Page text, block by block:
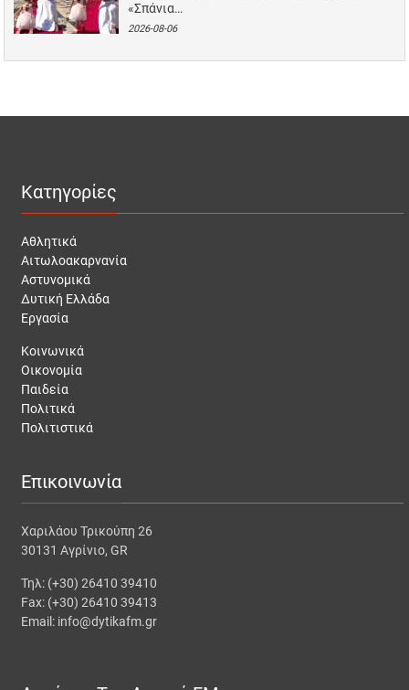
«Σπάνια…
2026-08-06
Κατηγορίες
Αθλητικά
Αιτωλοακαρνανία
Αστυνομικά
Δυτική Ελλάδα
Εργασία
Κοινωνικά
Οικονομία
Παιδεία
Πολιτικά
Πολιτιστικά
Επικοινωνία
Χαριλάου Τρικούπη 26
30131 Αγρίνιο, GR
Τηλ: (+30) 26410 39410
Fax: (+30) 26410 39413
Email: info@dytikafm.gr